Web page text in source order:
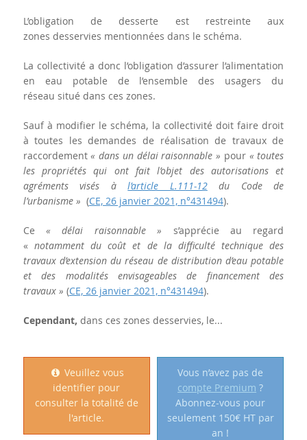
L’obligation de desserte est restreinte aux
zones desservies mentionnées dans le schéma.
La collectivité a donc l’obligation d’assurer l’alimentation
en eau potable de l’ensemble des usagers du
réseau situé dans ces zones.
Sauf à modifier le schéma, la collectivité doit faire droit
à toutes les demandes de réalisation de travaux de
raccordement« dans un délai raisonnable » pour « toutes
les propriétés qui ont fait l’objet des autorisations et
agréments visés àl’article L.111-12du Code de
l’urbanisme » (CE, 26 janvier 2021, n°431494).
Ce« délai raisonnable » s’apprécie au regard
« notamment du coût et de la difficulté technique des
travaux d’extension du réseau de distribution d’eau potable
et des modalités envisageables de financement des
travaux » (CE, 26 janvier 2021, n°431494).
Cependant, dans ces zones desservies, le...
Veuillez vous
identifier pour
consulter la totalité de
l'article.
Vous n’avez pas de
compte Premium ?
Abonnez-vous pour
seulement 150€ HT par
an !